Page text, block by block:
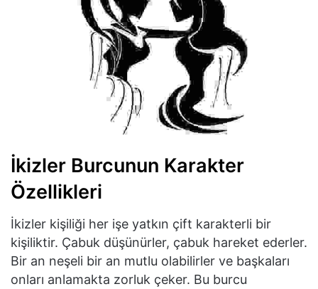
İkizler Burcunun Karakter
Özellikleri
İkizler kişiliği her işe yatkın çift karakterli bir
kişiliktir. Çabuk düşünürler, çabuk hareket ederler.
Bir an neşeli bir an mutlu olabilirler ve başkaları
onları anlamakta zorluk çeker. Bu burcu